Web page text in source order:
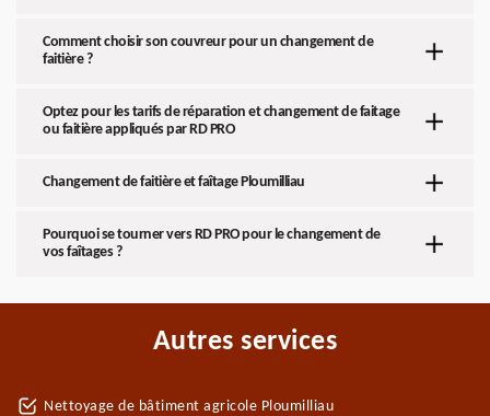
Comment choisir son couvreur pour un changement de
faitière ?
Optez pour les tarifs de réparation et changement de faitage
ou faitière appliqués par RD PRO
Changement de faitière et faîtage Ploumilliau
Pourquoi se tourner vers RD PRO pour le changement de
vos faîtages ?
Autres services
Nettoyage de bâtiment agricole Ploumilliau